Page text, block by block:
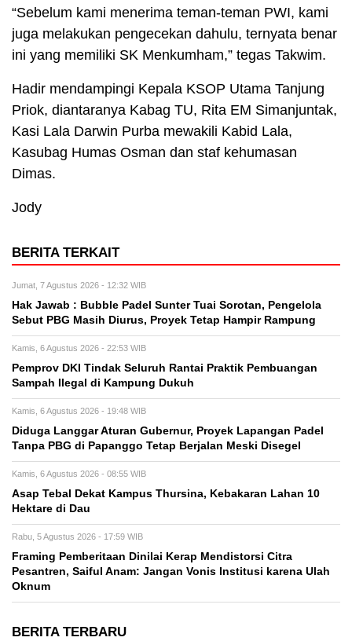
“Sebelum kami menerima teman-teman PWI, kami
juga melakukan pengecekan dahulu, ternyata benar
ini yang memiliki SK Menkumham,” tegas Takwim.
Hadir mendampingi Kepala KSOP Utama Tanjung
Priok, diantaranya Kabag TU, Rita EM Simanjuntak,
Kasi Lala Darwin Purba mewakili Kabid Lala,
Kasubag Humas Osman dan staf kehumasan
Dimas.
Jody
BERITA TERKAIT
Jumat, 7 Agustus 2026 - 12:32 WIB
Hak Jawab : Bubble Padel Sunter Tuai Sorotan, Pengelola
Sebut PBG Masih Diurus, Proyek Tetap Hampir Rampung
Kamis, 6 Agustus 2026 - 22:53 WIB
Pemprov DKI Tindak Seluruh Rantai Praktik Pembuangan
Sampah Ilegal di Kampung Dukuh
Kamis, 6 Agustus 2026 - 19:48 WIB
Diduga Langgar Aturan Gubernur, Proyek Lapangan Padel
Tanpa PBG di Papanggo Tetap Berjalan Meski Disegel
Kamis, 6 Agustus 2026 - 08:55 WIB
Asap Tebal Dekat Kampus Thursina, Kebakaran Lahan 10
Hektare di Dau
Rabu, 5 Agustus 2026 - 17:59 WIB
Framing Pemberitaan Dinilai Kerap Mendistorsi Citra
Pesantren, Saiful Anam: Jangan Vonis Institusi karena Ulah
Oknum
BERITA TERBARU